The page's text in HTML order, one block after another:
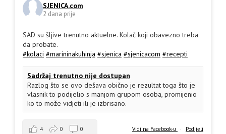
SJENICA.com
2 dana prije
SAD su šljive trenutno aktuelne. Kolač koji obavezno treba
da probate.
#kolaci #marininakuhinja #sjenica #sjenicacom #recepti
Sadržaj trenutno nije dostupan
Razlog što se ovo dešava obično je rezultat toga što je
vlasnik to podijelio s manjom grupom osoba, promijenio
ko to može vidjeti ili je izbrisano.
Vidi na Facebook-u · Podijeli
4 0 0